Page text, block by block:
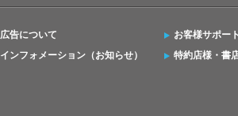
広告について
インフォメーション（お知らせ）
お客様サポート
特約店様・書